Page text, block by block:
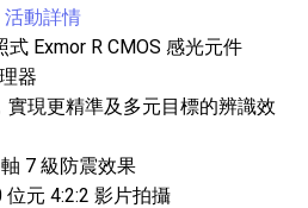
活動詳情
Exmor R CMOS 感光元件
器
實現更精準及多元目標的辨識效
7 級防震效果
元 4:2:2 影片拍攝